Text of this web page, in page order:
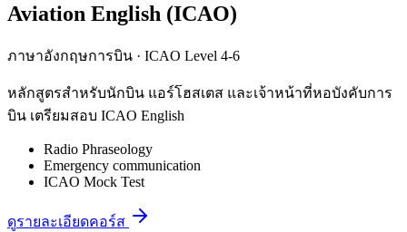
Aviation English (ICAO)
ภาษาอังกฤษการบิน · ICAO Level 4-6
หลักสูตรสำหรับนักบิน แอร์โฮสเตส และเจ้าหน้าที่หอบังคับการ
บิน เตรียมสอบ ICAO English
Radio Phraseology
Emergency communication
ICAO Mock Test
ดูรายละเอียดคอร์ส